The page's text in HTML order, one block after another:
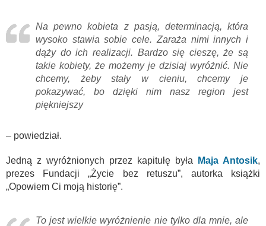
Na pewno kobieta z pasją, determinacją, która
wysoko stawia sobie cele. Zaraża nimi innych i
dąży do ich realizacji. Bardzo się cieszę, że są
takie kobiety, że możemy je dzisiaj wyróżnić. Nie
chcemy, żeby stały w cieniu, chcemy je
pokazywać, bo dzięki nim nasz region jest
piękniejszy
– powiedział.
Jedną z wyróżnionych przez kapitułę była Maja Antosik,
prezes Fundacji „Życie bez retuszu”, autorka książki
„Opowiem Ci moją historię”.
To jest wielkie wyróżnienie nie tylko dla mnie, ale